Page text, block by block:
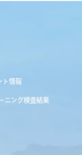
ト情報
ニング検査結果